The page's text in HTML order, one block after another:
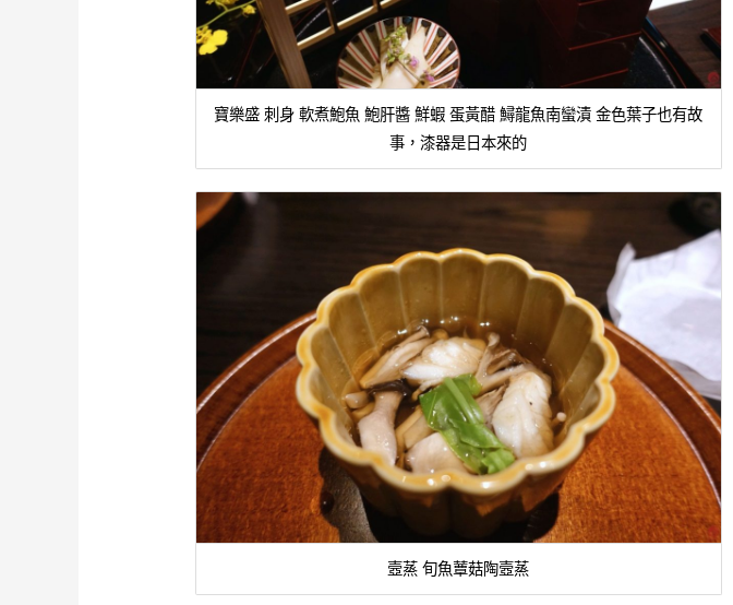
寶樂盛 刺身 軟煮鮑魚 鮑肝醬 鮮蝦 蛋黃醋 鱘龍魚南蠻漬 金色葉子也有故
事，漆器是日本來的
壼蒸 旬魚蕈菇陶壼蒸